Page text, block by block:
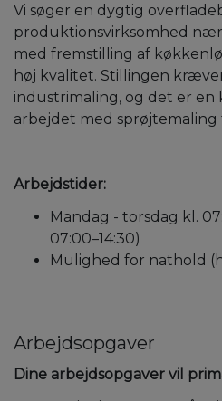
Vi søger en dygtig
produktionsvirksomhed
med fremstilling af
høj kvalitet. Stillingen
industrimaling, og det er en
arbejdet med sprøjtemaling
Arbejdstider:
Mandag - torsdag kl.
07:00–14:30)
Mulighed for nathold
Arbejdsopgaver
Dine arbejdsopgaver vil